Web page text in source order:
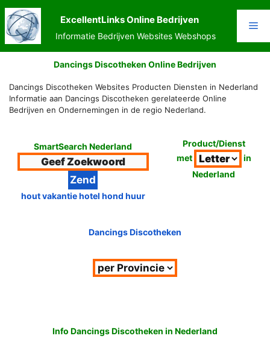
Ga
naar
de
inhoud
ExcellentLinks Online Bedrijven
Informatie Bedrijven Websites Webshops
Dancings Discotheken Online Bedrijven
Dancings Discotheken Websites Producten Diensten in Nederland
Informatie aan Dancings Discotheken gerelateerde Online
Bedrijven en Ondernemingen in de regio Nederland.
SmartSearch Nederland
hout vakantie hotel hond huur
Product/Dienst
met
in
Nederland
Dancings Discotheken
Info Dancings Discotheken in Nederland